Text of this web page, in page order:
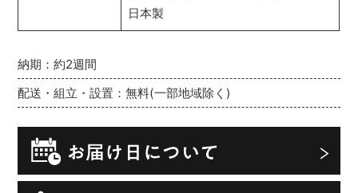
納期：約2週間
配送・組立・設置：無料(一部地域除く)
日本製